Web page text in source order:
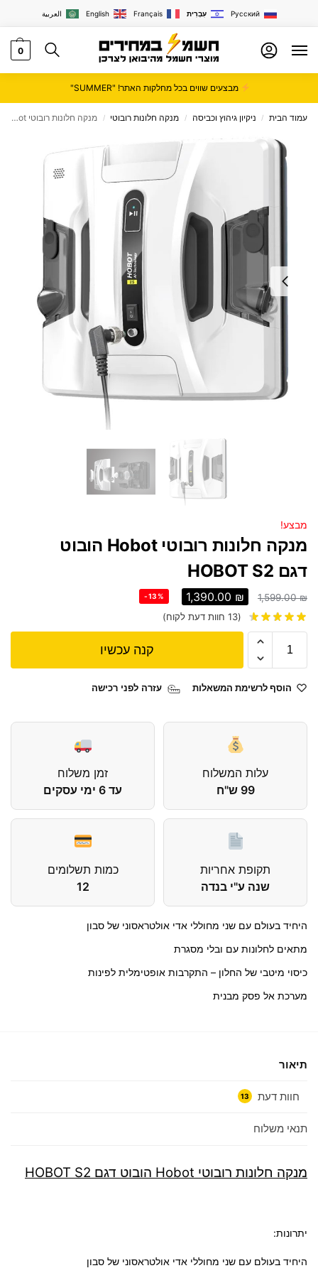
العربية English Français עִבְרִית Русский
0
מבצעים שווים בכל מחלקות האתר! "SUMMER"
עמוד הבית / ניקיון גיהוץ וכביסה / מנקה חלונות רובוטי / מנקה חלונות רובוטי Hobot הובוט דגם HOBOT S2
מבצע!
מנקה חלונות רובוטי Hobot הובוט
דגם HOBOT S2
1,599.00₪
1,390.00 ₪
-13%
(
13 חוות דעת לקוח)
קנה עכשיו
הוסף לרשימת המשאלות עזרה לפני רכישה
עלות המשלוח
99 ש"ח
זמן משלוח
עד 6 ימי עסקים
תקופת אחריות
שנה ע"י בנדה
כמות תשלומים
12
היחיד בעולם עם שני מחוללי אדי אולטראסוני של סבון
מתאים לחלונות עם ובלי מסגרת
כיסוי מיטבי של החלון – התקרבות אופטימלית לפינות
מערכת אל פסק מבנית
תיאור
חוות דעת 13
תנאי משלוח
מנקה חלונות רובוטי Hobot הובוט דגם HOBOT S2
יתרונות:
היחיד בעולם עם שני מחוללי אדי אולטראסוני של סבון